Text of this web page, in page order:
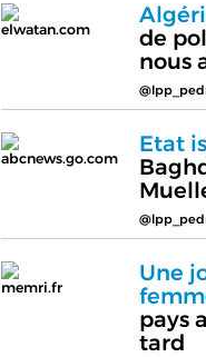
elwatan.com
de
nous
abcnews.go.com
Etat
memri.fr
Une
pays
tard